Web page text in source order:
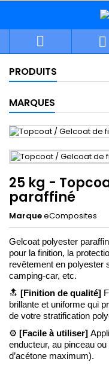
 
PRODUITS
MARQUES
25 kg -
paraffiné
MarqueeComposites
Gelcoat polyester
pour la finition, la
revêtement en polyester
camping-car, etc.
🔝 [Finition de qualité]
brillante et uniforme qui
de votre stratification
⚙️ [Facile à utiliser]
enducteur, au pinceau
d’acétone maximum).